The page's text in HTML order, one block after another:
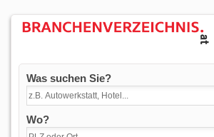
Was suchen Sie?
Wo?